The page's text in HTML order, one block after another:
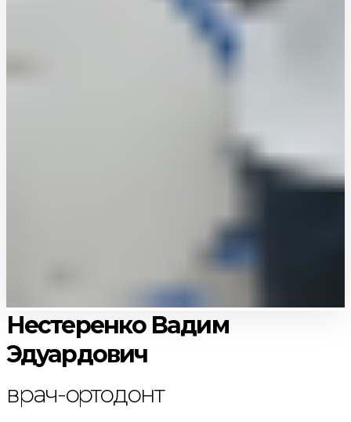
Нестеренко Вадим
Эдуардович
врач-ортодонт